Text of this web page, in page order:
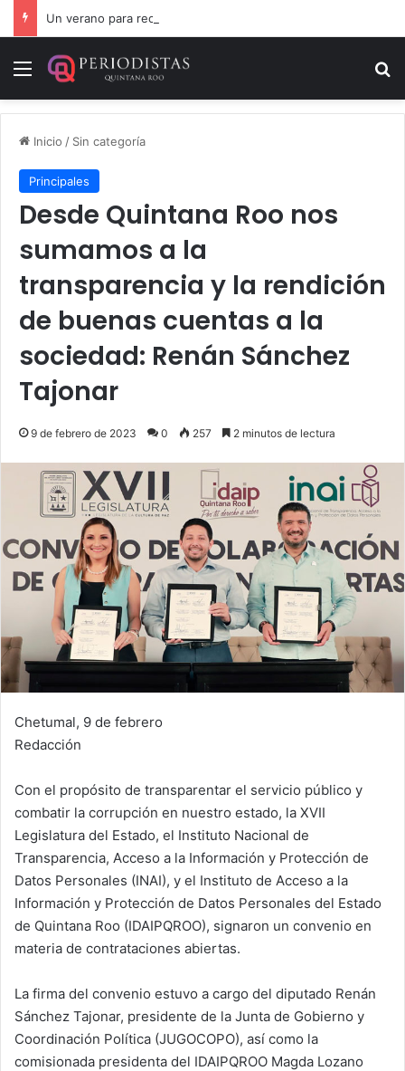
Menú
Inicio / Sin categoría
Principales
Desde Quintana Roo nos
sumamos a la
transparencia y la rendición
de buenas cuentas a la
sociedad: Renán Sánchez
Tajonar
9 de febrero de 2023 0 257 2 minutos de lectura
Chetumal, 9 de febrero
Redacción
Con el propósito de transparentar el servicio público y
combatir la corrupción en nuestro estado, la XVII
Legislatura del Estado, el Instituto Nacional de
Transparencia, Acceso a la Información y Protección de
Datos Personales (INAI), y el Instituto de Acceso a la
Información y Protección de Datos Personales del Estado
de Quintana Roo (IDAIPQROO), signaron un convenio en
materia de contrataciones abiertas.
La firma del convenio estuvo a cargo del diputado Renán
Sánchez Tajonar, presidente de la Junta de Gobierno y
Coordinación Política (JUGOCOPO), así como la
comisionada presidenta del IDAIPQROO Magda Lozano